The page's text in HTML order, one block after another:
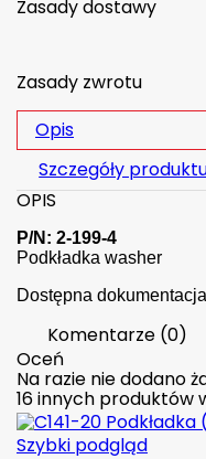
Zasady dostawy
Zasady zwrotu
Opis
Szczegóły
OPIS
P/N: 2-199-4
Podkładka washer
Dostępna
Komentarze (0)
Oceń
Na razie nie dodano
16 innych produktów
Szybki podgląd